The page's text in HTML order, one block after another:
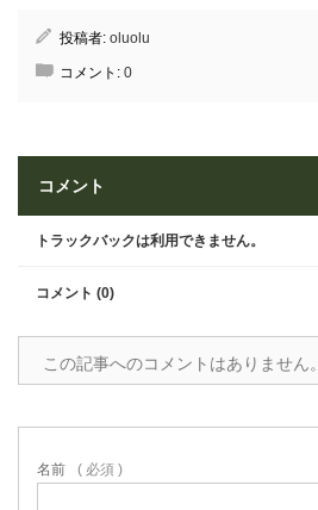
投稿者: oluolu
コメント: 0
コメント
トラックバックは利用できません。
コメント (0)
この記事へのコメントはありません。
名前 ( 必須 )